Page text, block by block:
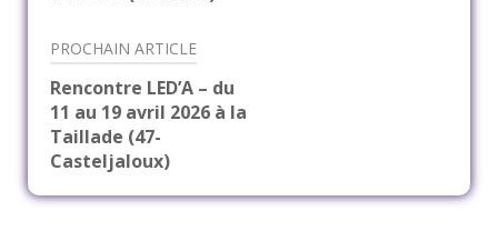
l’article
PROCHAIN ARTICLE
Rencontre LED’A – du
11 au 19 avril 2026 à la
Taillade (47-
Casteljaloux)